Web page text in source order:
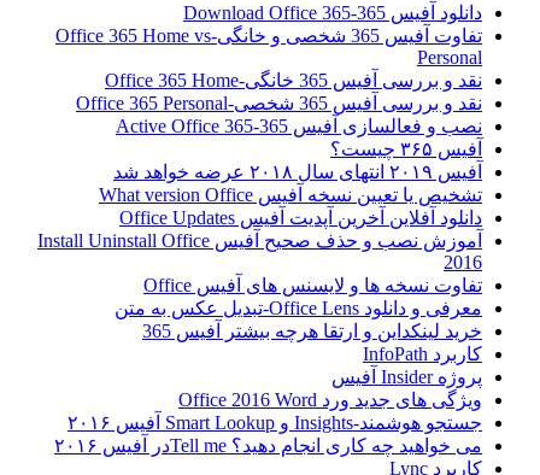
دانلود آفیس 365-Download Office 365
تفاوت آفیس 365 شخصی و خانگی-Office 365 Home vs
Personal
نقد و بررسی آفیس 365 خانگی-Office 365 Home
نقد و بررسی آفیس 365 شخصی-Office 365 Personal
نصب و فعالسازی آفیس 365-Active Office 365
آفیس ۳۶۵ چیست؟
آفیس ۲۰۱۹ انتهای سال ۲۰۱۸ عرضه خواهد شد
تشخیص یا تعیین نسخه آفیس What version Office
دانلود آفلاین آخرین آپدیت آفیس Office Updates
آموزش نصب و حذف صحیح آفیس Install Uninstall Office
2016
تفاوت نسخه ها و لایسنس های آفیس Office
معرفی و دانلود Office Lens-تبدیل عکس به متن
خرید لینکداین و ارتقا هرچه بیشتر آفیس 365
کاربرد InfoPath
پروژه Insider آفیس
ویژگی های جدید ورد Office 2016 Word
جستجو هوشمند-Insights و Smart Lookup آفیس ۲۰۱۶
می خواهید چه کاری انجام دهید؟ Tell meدر آفیس ۲۰۱۶
کاربرد Lync